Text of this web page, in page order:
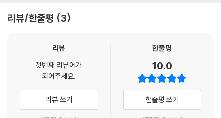
그런데, 좋은 소식인지 나쁜 소식인지는 모르겠습니다만, 『블랙아웃』은 옥
있습니다. 총책임자인 던워디 교수는 『둠즈데이북』에서처럼 한 건 한 건의
시간 여행에 모두 정신을 쏟을 수가 없습니다. 이제 시간 여행은 너무 많이,
너무 자주 이루어지고 있습니다. 과거를 더 자주 방문할수록, 더 중요한 역
사적 현장에 접근할수록 인과율에 가해지는 부담이 가중됩니다. 그런데 덜
중요한 과거로 돌아간다고 해도 의외의 변수들이 인과율에 부담을 가합니
다(전작 『개는 말할 것도 없고』가 그 점을 잘 보여주었죠). 말하자면 시간
- 덴버 포스트
비극도 희극도 아니다. 슬픔과 유머가 공존하는 미스터리. 3초짜리 마지막
- 빌리지 보이스
작가가 제2차 세계대전에 관해 너무 깊이 연구를 해서, 독자들은 아마 코
니 윌리스가 타임머신을 이용했을 거라고 생각할지도 모르겠다.
리뷰/한줄평 3
리뷰
첫번째 리뷰어가
되어주세요.
리뷰 쓰기
한줄평
10.0
한줄평 쓰기